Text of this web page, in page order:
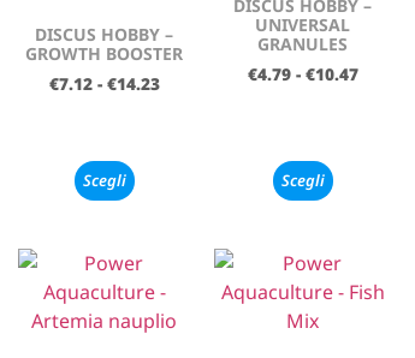
DISCUS HOBBY –
GROWTH BOOSTER
€7.12 - €14.23
Scegli
DISCUS HOBBY –
UNIVERSAL
GRANULES
€4.79 - €10.47
Scegli